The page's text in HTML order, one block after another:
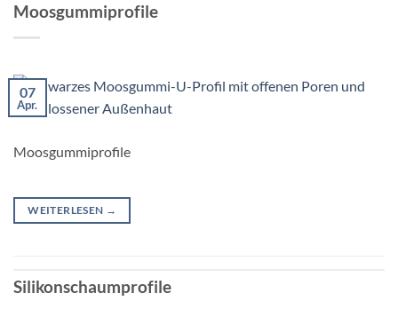
Moosgummiprofile
07
Apr.
Moosgummiprofile
WEITERLESEN →
Silikonschaumprofile